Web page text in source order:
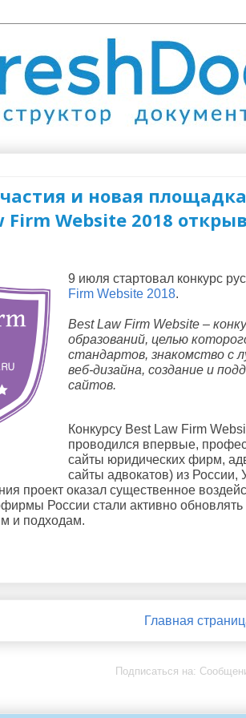
и новая
Firm Website 2018
9 июля стартовал конкурс
Firm Website 2018.
Best Law Firm Website –
образований, целью
стандартов, знакомство с
веб-дизайна, создание и
сайтов.
Конкурсу Best Law Firm
проводился впервые,
сайты юридических фирм,
сайты адвокатов) из России,
проект оказал существенное
России стали активно обновлять
и подходам.
Главная
Подписаться на: